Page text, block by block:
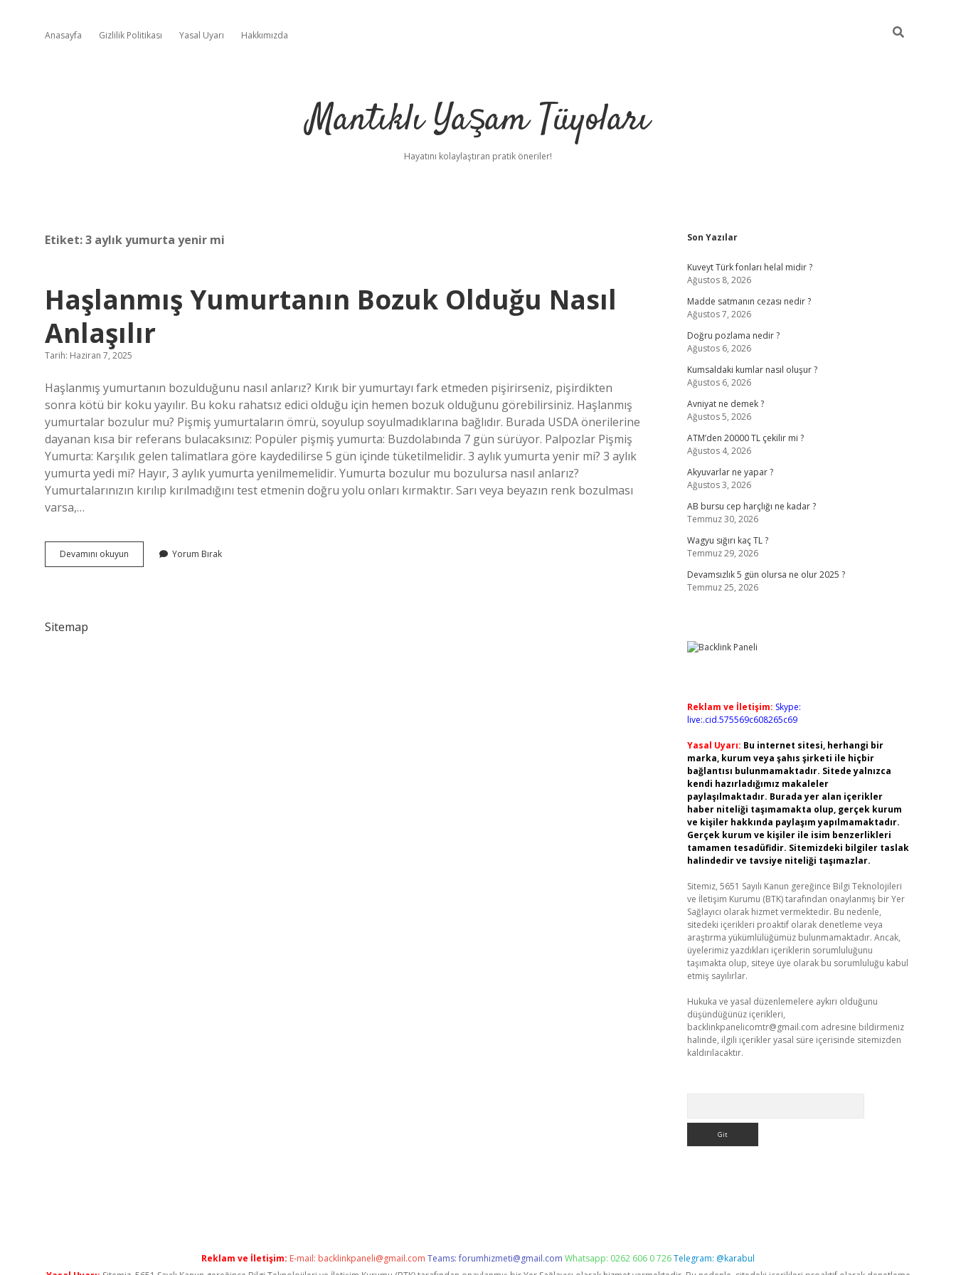
Anasayfa Gizlilik Politikası Yasal Uyarı Hakkımızda
Mantıklı Yaşam Tüyoları
Hayatını kolaylaştıran pratik öneriler!
Etiket:3 aylık yumurta yenir mi
Haşlanmış Yumurtanın Bozuk Olduğu Nasıl
Anlaşılır
Tarih: Haziran 7, 2025
Haşlanmış yumurtanın bozulduğunu nasıl anlarız? Kırık bir yumurtayı fark etmeden pişirirseniz, pişirdikten
sonra kötü bir koku yayılır. Bu koku rahatsız edici olduğu için hemen bozuk olduğunu görebilirsiniz. Haşlanmış
yumurtalar bozulur mu? Pişmiş yumurtaların ömrü, soyulup soyulmadıklarına bağlıdır. Burada USDA önerilerine
dayanan kısa bir referans bulacaksınız: Popüler pişmiş yumurta: Buzdolabında 7 gün sürüyor. Palpozlar Pişmiş
Yumurta: Karşılık gelen talimatlara göre kaydedilirse 5 gün içinde tüketilmelidir. 3 aylık yumurta yenir mi? 3 aylık
yumurta yedi mi? Hayır, 3 aylık yumurta yenilmemelidir. Yumurta bozulur mu bozulursa nasıl anlarız?
Yumurtalarınızın kırılıp kırılmadığını test etmenin doğru yolu onları kırmaktır. Sarı veya beyazın renk bozulması
varsa,…
Devamını okuyun Haşlanmış
Yumurtanın
Yorum Bırak
Sitemap
Sidebar
Son Yazılar
Kuveyt Türk fonları helal midir ?
Ağustos 8, 2026
Madde satmanın cezası nedir ?
Ağustos 7, 2026
Doğru pozlama nedir ?
Ağustos 6, 2026
Kumsaldaki kumlar nasıl oluşur ?
Ağustos 6, 2026
Avniyat ne demek ?
Ağustos 5, 2026
ATM’den 20000 TL çekilir mi ?
Ağustos 4, 2026
Akyuvarlar ne yapar ?
Ağustos 3, 2026
AB bursu cep harçlığı ne kadar ?
Temmuz 30, 2026
Wagyu sığırı kaç TL ?
Temmuz 29, 2026
Devamsızlık 5 gün olursa ne olur 2025 ?
Temmuz 25, 2026
Reklam ve İletişim: Skype:
live:.cid.575569c608265c69
Yasal Uyarı: Bu internet sitesi, herhangi bir
marka, kurum veya şahıs şirketi ile hiçbir
bağlantısı bulunmamaktadır. Sitede yalnızca
kendi hazırladığımız makaleler
paylaşılmaktadır. Burada yer alan içerikler
haber niteliği taşımamakta olup, gerçek kurum
ve kişiler hakkında paylaşım yapılmamaktadır.
Gerçek kurum ve kişiler ile isim benzerlikleri
tamamen tesadüfidir. Sitemizdeki bilgiler taslak
halindedir ve tavsiye niteliği taşımazlar.
Sitemiz, 5651 Sayılı Kanun gereğince Bilgi Teknolojileri
ve İletişim Kurumu (BTK) tarafından onaylanmış bir Yer
Sağlayıcı olarak hizmet vermektedir. Bu nedenle,
sitedeki içerikleri proaktif olarak denetleme veya
araştırma yükümlülüğümüz bulunmamaktadır. Ancak,
üyelerimiz yazdıkları içeriklerin sorumluluğunu
taşımakta olup, siteye üye olarak bu sorumluluğu kabul
etmiş sayılırlar.
Hukuka ve yasal düzenlemelere aykırı olduğunu
düşündüğünüz içerikleri,
backlinkpanelicomtr@gmail.com adresine bildirmeniz
halinde, ilgili içerikler yasal süre içerisinde sitemizden
kaldırılacaktır.
Reklam ve İletişim: E-mail: backlinkpaneli@gmail.com Teams:forumhizmeti@gmail.com Whatsapp: 0262 606 0 726Telegram: @karabul